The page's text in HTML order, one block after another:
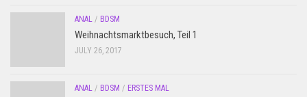
ANAL / BDSM
Weihnachtsmarktbesuch, Teil 1
JULY 26, 2017
ANAL / BDSM / ERSTES MAL